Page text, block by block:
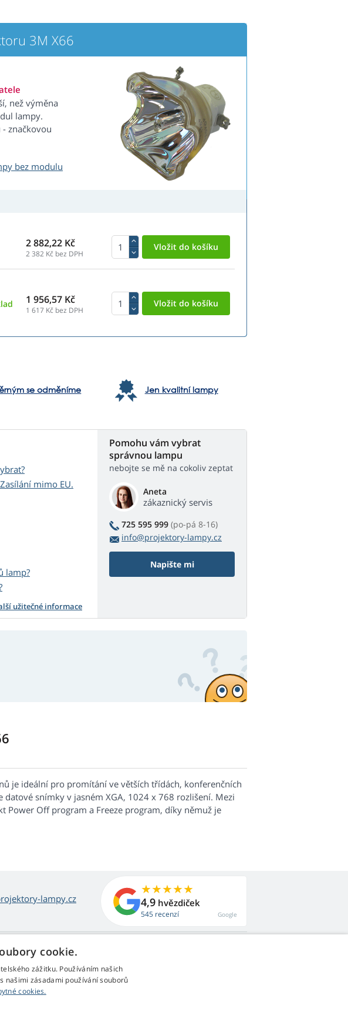
3M X66
než výměna
lampy.
značkovou
bez modulu
2 882,22 Kč
2 382 Kč bez DPH
1 956,57 Kč
1 617 Kč bez DPH
se odměníme Jen kvalitní lampy
mimo EU.
lamp?
užitečné informace
Pomohu vám vybrat
správnou lampu
nebojte se mě na cokoliv zeptat
Aneta
zákaznický servis
725 595 999 (po-pá 8-16)
info@projektory-lampy.cz
Napište mi
je ideální pro promítání ve větších třídách, konferenčních
snímky v jasném XGA, 1024 x 768 rozlišení. Mezi
Off program a Freeze program, díky němuž je
lampy.cz 4,9 hvězdiček
545 recenzí Google
s.r.o.
osobních údajů
cookie.
zážitku. Používáním našich
našimi zásadami používání souborů
cookies.